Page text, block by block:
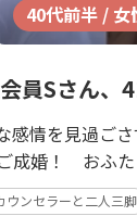
40代前半 / 女
員Sさん、
感情を見過ご
成婚！ おふた
ウンセラーと二人三脚